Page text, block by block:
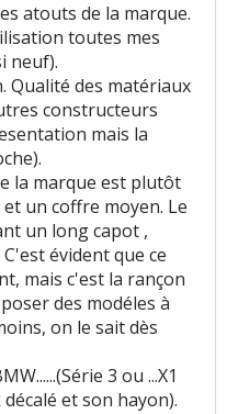
atouts de la marque.
toutes mes
neuf).
Qualité des matériaux
constructeurs
mais la
la marque est plutôt
un coffre moyen. Le
un long capot ,
évident que ce
mais c'est la rançon
des modéles à
on le sait dès
3 ou ...X1
et son hayon).